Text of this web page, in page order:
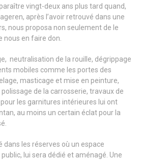
vingt-deux ans plus tard quand,
après l’avoir retrouvé dans une
nous proposa non seulement de le
nous en faire don.
neutralisation de la rouille, dégrippage
mobiles comme les portes des
masticage et mise en peinture,
de la carrosserie, travaux de
les garnitures intérieures lui ont
au moins un certain éclat pour la
dans les réserves où un espace
lui sera dédié et aménagé. Une